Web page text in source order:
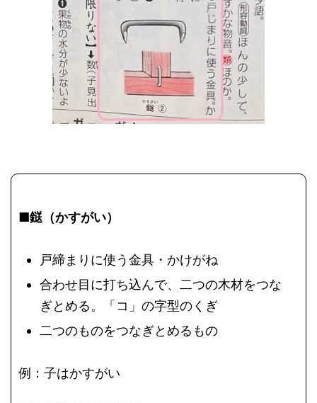
■鎹（かすがい）
戸締まりに使う金具・かけがね
合わせ目に打ち込んで、二つの木材をつな
ぎとめる。「コ」の字型のくぎ
二つのものをつなぎとめるもの
例：子はかすがい